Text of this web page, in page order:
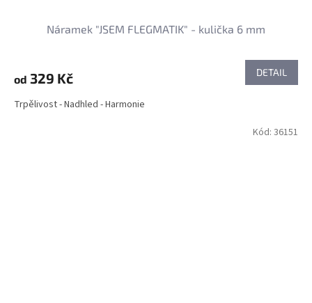
Náramek "JSEM FLEGMATIK" - kulička 6 mm
od 329 Kč DETAIL
Trpělivost - Nadhled - Harmonie
Kód: 36151